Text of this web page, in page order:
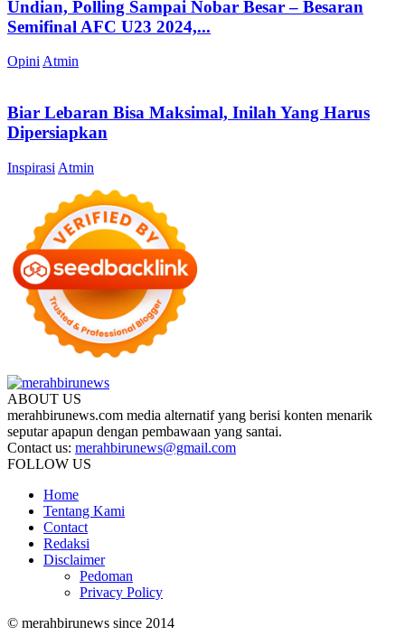
Undian, Polling Sampai Nobar Besar – Besaran
Semifinal AFC U23 2024,...
Opini Atmin
Biar Lebaran Bisa Maksimal, Inilah Yang Harus
Dipersiapkan
Inspirasi Atmin
ABOUT US
merahbirunews.com media alternatif yang berisi konten menarik
seputar apapun dengan pembawaan yang santai.
Contact us: merahbirunews@gmail.com
FOLLOW US
Home
Tentang Kami
Contact
Redaksi
Disclaimer
Pedoman
Privacy Policy
© merahbirunews since 2014